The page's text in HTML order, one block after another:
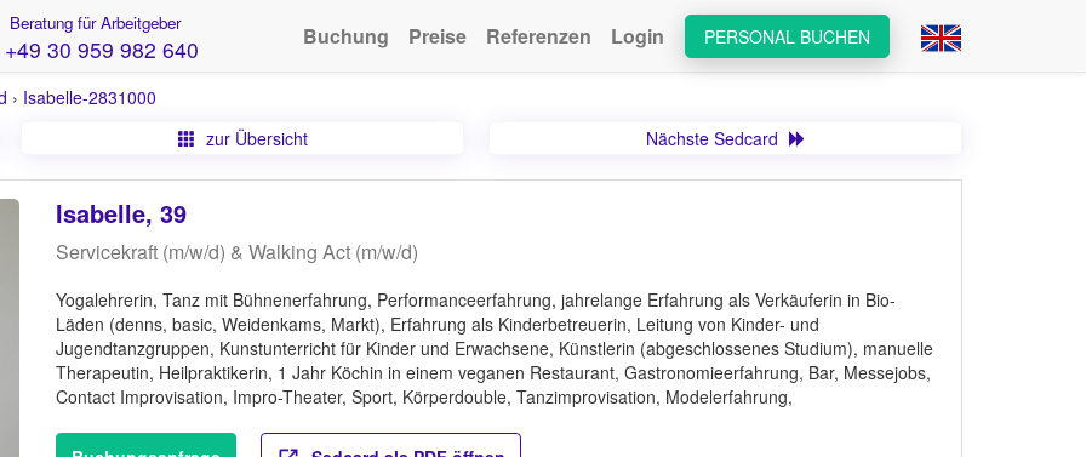
Beratung für Arbeitgeber
+49 30 959 982 640 PERSONAL BUCHEN
Buchung Preise Referenzen Login
› Isabelle-2831000
zur Übersicht
Nächste Sedcard
Isabelle, 39
Servicekraft (m/w/d) & Walking Act (m/w/d)
Yogalehrerin, Tanz mit Bühnenerfahrung, Performanceerfahrung, jahrelange Erfahrung als Verkäuferin in Bio-
Läden (denns, basic, Weidenkams, Markt), Erfahrung als Kinderbetreuerin, Leitung von Kinder- und
Jugendtanzgruppen, Kunstunterricht für Kinder und Erwachsene, Künstlerin (abgeschlossenes Studium), manuelle
Therapeutin, Heilpraktikerin, 1 Jahr Köchin in einem veganen Restaurant, Gastronomieerfahrung, Bar, Messejobs,
Contact Improvisation, Impro-Theater, Sport, Körperdouble, Tanzimprovisation, Modelerfahrung,